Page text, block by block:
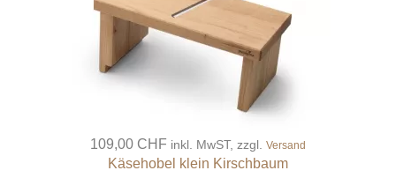
109,00 CHF inkl. MwST, zzgl. Versand
Käsehobel klein Kirschbaum